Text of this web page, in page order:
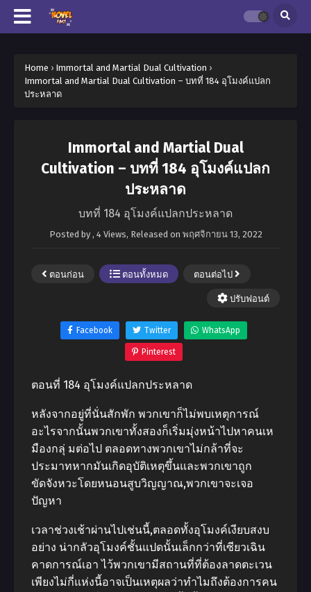
Home › Immortal and Martial Dual Cultivation ›
Immortal and Martial Dual Cultivation – บทที่ 184 อุโมงค์แปลก
ประหลาด
Immortal and Martial Dual
Cultivation – บทที่ 184 อุโมงค์แปลก
ประหลาด
บทที่ 184 อุโมงค์แปลกประหลาด
Posted by , 4 Views, Released on พฤศจิกายน 13, 2022
ตอนก่อน ตอนทั้งหมด ตอนต่อไป
ปรับฟอนต์
Facebook Twitter WhatsApp
Pinterest
ตอนที่ 184 อุโมงค์แปลกประหลาด
หลังจากอยู่ที่นั่นสักพัก พวกเขาก็ไม่พบเหตุการณ์
อะไรจากนั้นพวกเขาทั้งสองก็เริ่มมุ่งหน้าไปหาคนเห
มืองกลุ่ มต่อไป ตลอดทางพวกเขาไม่กล้าที่จะ
ประมาทหากมันเกิดอุบัติเหตุขึ้นและพวกเขาถูก
ขัดจังหวะโดยหนอนสูบวิญญาณ,พวกเขาจะเจอ
ปัญหา
เวลาช่วงเช้าผ่านไปเช่นนี้,ตลอดทั้งอุโมงค์เงียบสงบ
อย่าง น่ากลัวอุโมงค์ชั้นแปดนั้นเล็กกว่าที่เซียวเฉิน
คาดการณ์เอา ไว้พวกเขามีสถานที่ที่ต้องลาดตะเวน
เพียงไม่กี่แห่งนี้อาจเป็นเหตุผลว่าทําไมถึงต้องการคน